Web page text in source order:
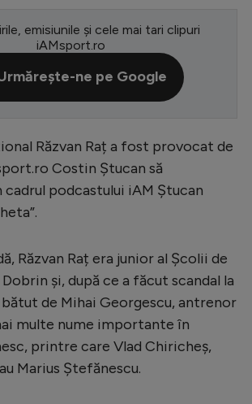
League
A
1
fotbalului
emisiunile și cele mai tari clipuri
iAMsport.ro
ne pe Google
Răzvan Raț a fost provocat de
Costin Ștucan să
cadrul podcastului iAM Ștucan
Răzvan Raț era junior al Școlii de
și, după ce a făcut scandal la
de Mihai Georgescu, antrenor
multe nume importante în
printre care Vlad Chiricheș,
Marius Ștefănescu.